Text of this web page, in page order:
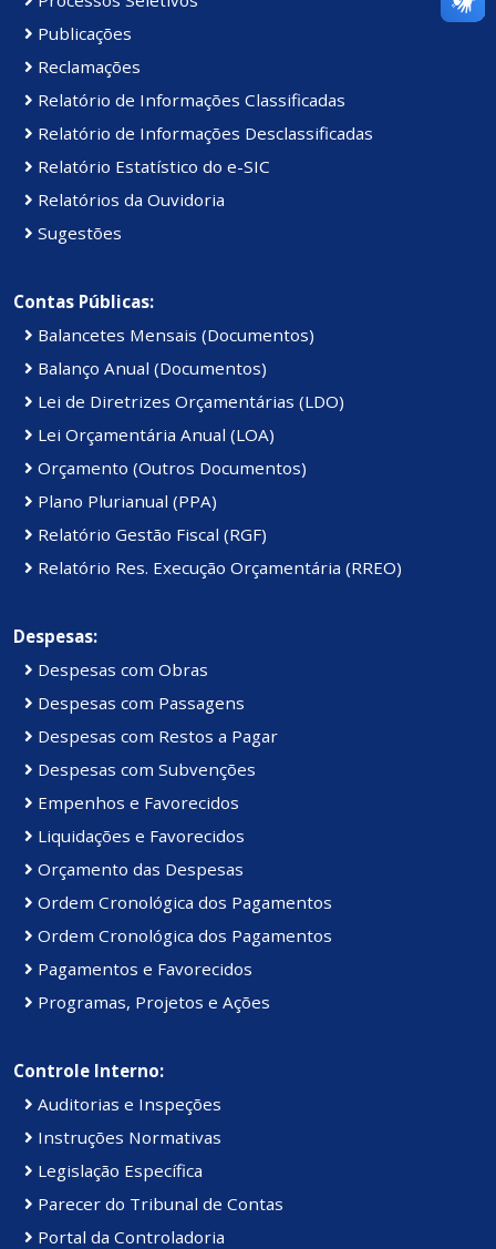
Publicações
Reclamações
Relatório de Informações Classificadas
Relatório de Informações Desclassificadas
Relatório Estatístico do e-SIC
Relatórios da Ouvidoria
Sugestões
Contas Públicas:
Balancetes Mensais (Documentos)
Balanço Anual (Documentos)
Lei de Diretrizes Orçamentárias (LDO)
Lei Orçamentária Anual (LOA)
Orçamento (Outros Documentos)
Plano Plurianual (PPA)
Relatório Gestão Fiscal (RGF)
Relatório Res. Execução Orçamentária (RREO)
Despesas:
Despesas com Obras
Despesas com Passagens
Despesas com Restos a Pagar
Despesas com Subvenções
Empenhos e Favorecidos
Liquidações e Favorecidos
Orçamento das Despesas
Ordem Cronológica dos Pagamentos
Ordem Cronológica dos Pagamentos
Pagamentos e Favorecidos
Programas, Projetos e Ações
Controle Interno:
Auditorias e Inspeções
Instruções Normativas
Legislação Específica
Parecer do Tribunal de Contas
Portal da Controladoria